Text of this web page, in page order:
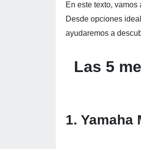
En este texto,
Desde opciones
ayudaremos a
Las 5
1. Yamaha